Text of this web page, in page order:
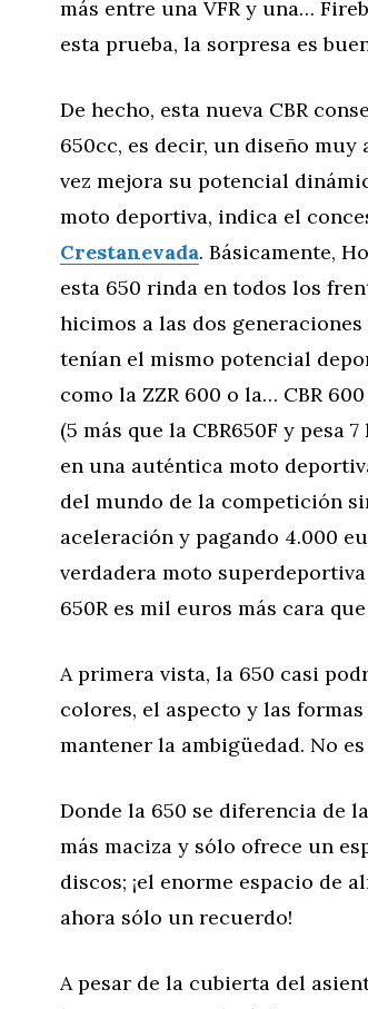
más entre una VFR y una…
esta prueba, la sorpresa es
De hecho, esta nueva CBR
650cc, es decir, un diseño
vez mejora su potencial
moto deportiva, indica el
Crestanevada. Básicamente,
esta 650 rinda en todos los
hicimos a las dos generaciones
tenían el mismo potencial
como la ZZR 600 o la… CBR
(5 más que la CBR650F y pesa
en una auténtica moto
del mundo de la competición
aceleración y pagando 4.000
verdadera moto superdeportiva
650R es mil euros más cara
A primera vista, la 650 casi
colores, el aspecto y las
mantener la ambigüedad. No
Donde la 650 se diferencia de
más maciza y sólo ofrece un
discos; ¡el enorme espacio de
ahora sólo un recuerdo!
A pesar de la cubierta del